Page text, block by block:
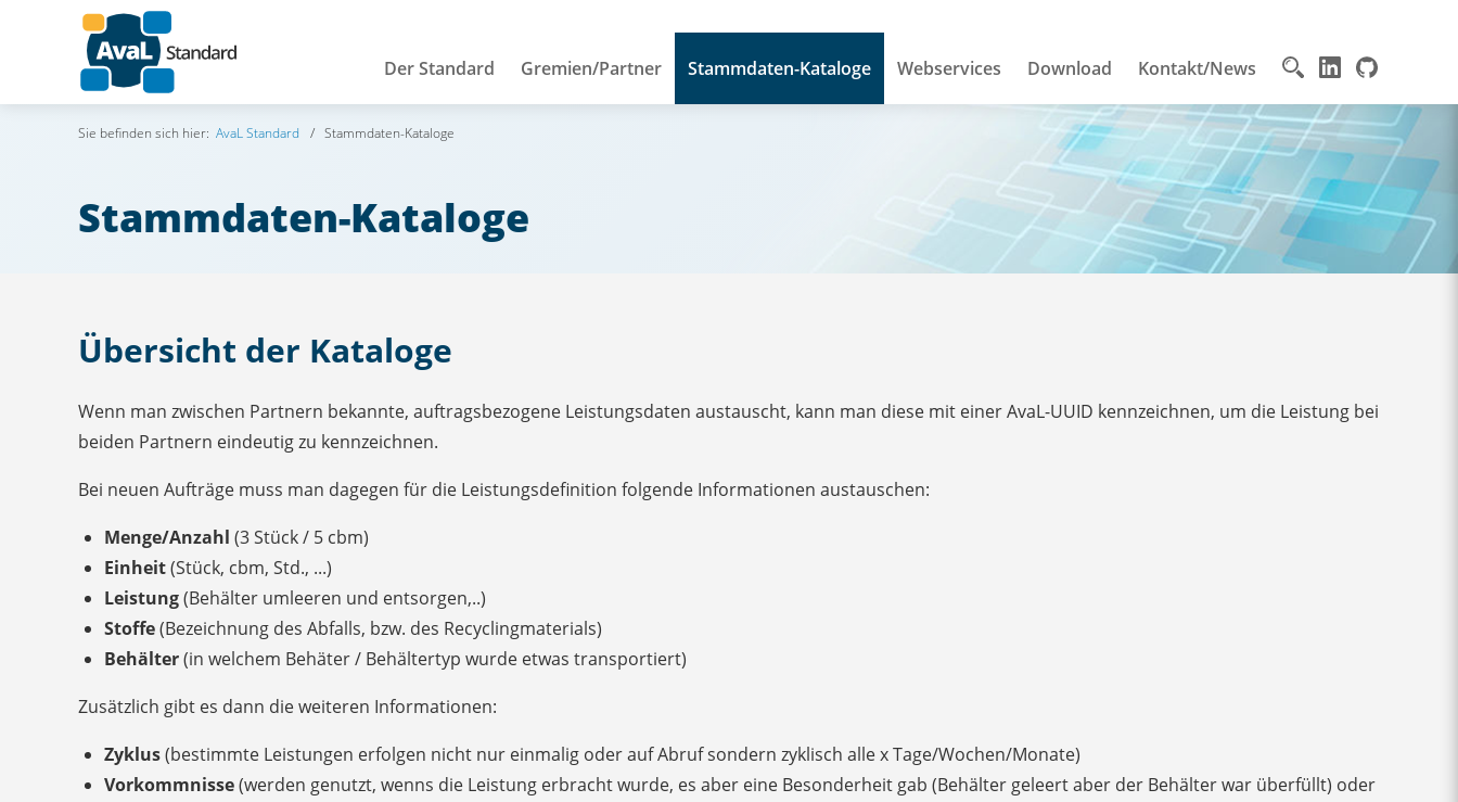
Der Standard Gremien/Partner Stammdaten-Kataloge Webservices Download
Kontakt/News
Sie befinden sich hier: AvaL Standard Stammdaten-Kataloge
Stammdaten-Kataloge
Übersicht der Kataloge
Wenn man zwischen Partnern bekannte, auftragsbezogene Leistungsdaten austauscht, kann man diese mit einer AvaL-UUID kennzeichnen, um die Leistung bei
beiden Partnern eindeutig zu kennzeichnen.
Bei neuen Aufträge muss man dagegen für die Leistungsdefinition folgende Informationen austauschen:
Menge/Anzahl (3 Stück / 5 cbm)
Einheit(Stück, cbm, Std., ...)
Leistung(Behälter umleeren und entsorgen,..)
Stoffe(Bezeichnung des Abfalls, bzw. des Recyclingmaterials)
Behälter(in welchem Behäter / Behältertyp wurde etwas transportiert)
Zusätzlich gibt es dann die weiteren Informationen:
Zyklus(bestimmte Leistungen erfolgen nicht nur einmalig oder auf Abruf sondern zyklisch alle x Tage/Wochen/Monate)
Vorkommnisse(werden genutzt, wenns die Leistung erbracht wurde, es aber eine Besonderheit gab (Behälter geleert aber der Behälter war überfüllt) oder